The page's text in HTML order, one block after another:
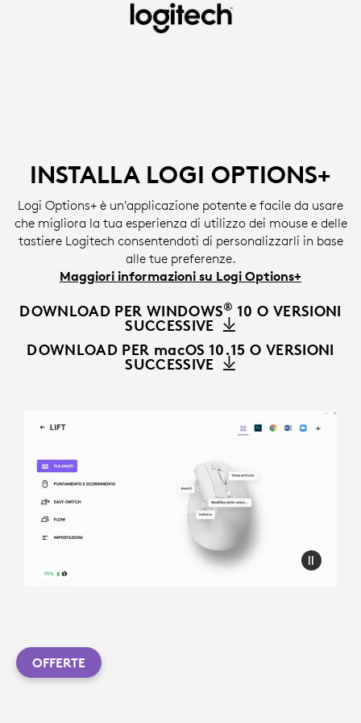
LOGITECH
INSTALLA LOGI OPTIONS+
Logi Options+ è un'applicazione potente e facile da usare
che migliora la tua esperienza di utilizzo dei mouse e delle
tastiere Logitech consentendoti di personalizzarli in base
alle tue preferenze.
Maggiori informazioni su Logi Options+
DOWNLOAD PER WINDOWS® 10 O VERSIONI
SUCCESSIVE
DOWNLOAD PER macOS 10.15 O VERSIONI
SUCCESSIVE
OFFERTE